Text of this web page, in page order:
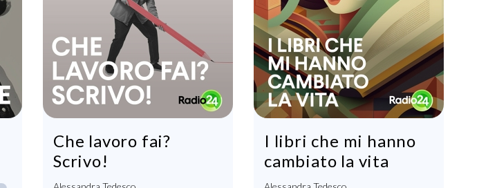
Che lavoro fai?
Scrivo!
I libri che mi hanno
cambiato la vita